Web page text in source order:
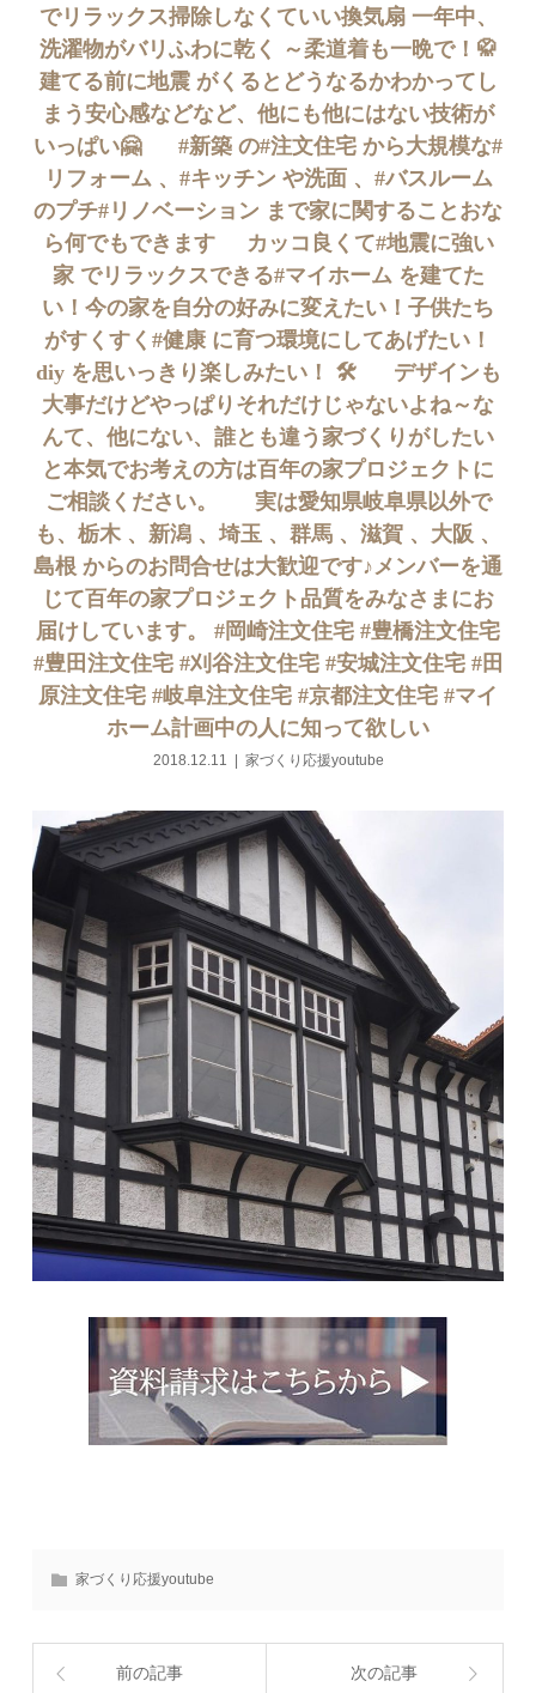
でリラックス掃除しなくていい換気扇 一年中、
洗濯物がバリふわに乾く ️～柔道着も一晩で！🥋
建てる前に地震 がくるとどうなるかわかってし
まう安心感などなど、他にも他にはない技術が
いっぱい🤗 ⠀⠀#新築 の#注文住宅 から大規模な#
リフォーム 、#キッチン や洗面 、#バスルーム
のプチ#リノベーション まで家に関することおな
ら何でもできます⠀⠀カッコ良くて#地震に強い
家 でリラックスできる#マイホーム を建てた
い！今の家を自分の好みに変えたい！子供たち
がすくすく#健康 に育つ環境にしてあげたい！
diy を思いっきり楽しみたい！ 🛠 ⠀⠀デザインも
大事だけどやっぱりそれだけじゃないよね～な
んて、他にない、誰とも違う家づくりがしたい
と本気でお考えの方は百年の家プロジェクトに
ご相談ください。 ⠀⠀実は愛知県岐阜県以外で
も、栃木 、新潟 、埼玉 、群馬 、滋賀 、大阪 、
島根 からのお問合せは大歓迎です♪️メンバーを通
じて百年の家プロジェクト品質をみなさまにお
届けしています。 #岡崎注文住宅 #豊橋注文住宅
#豊田注文住宅 #刈谷注文住宅 #安城注文住宅 #田
原注文住宅 #岐阜注文住宅 #京都注文住宅 #マイ
ホーム計画中の人に知って欲しい
2018.12.11 家づくり応援youtube
家づくり応援youtube
前の記事 次の記事